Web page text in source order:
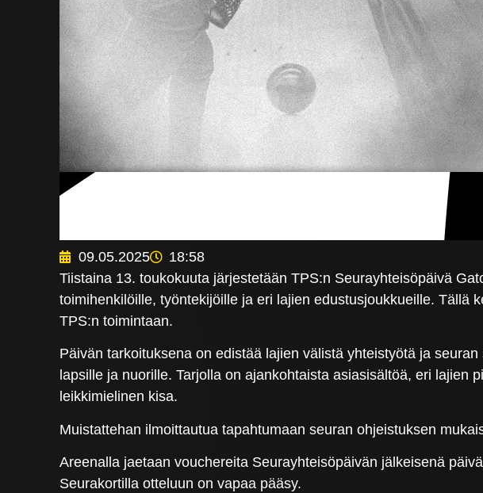
09.05.2025
18:58
Tiistaina 13. toukokuuta järjestetään TPS:n Seurayhteisöpäivä
toimihenkilöille, työntekijöille ja eri lajien edustusjoukkueille. Tällä
TPS:n toimintaan.
Päivän tarkoituksena on edistää lajien välistä yhteistyötä ja
lapsille ja nuorille. Tarjolla on ajankohtaista asiasisältöä, eri
leikkimielinen kisa.
Muistattehan ilmoittautua tapahtumaan seuran ohjeistuksen
Areenalla jaetaan vouchereita Seurayhteisöpäivän jälkeisenä
Seurakortilla otteluun on vapaa pääsy.